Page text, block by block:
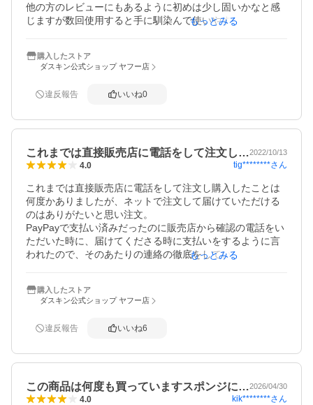
他の方のレビューにもあるように初めは少し固いかなと感
じますが数回使用すると手に馴染んで使いやすくなります
おすすめです
もっとみる
購入したストア
ダスキン公式ショップ ヤフー店
違反報告 いいね0
これまでは直接販売店に電話をして注文し…2022/10/13
4.0 tig********さん
これまでは直接販売店に電話をして注文し購入したことは
何度かありましたが、ネットで注文して届けていただける
のはありがたいと思い注文。
PayPayで支払い済みだったのに販売店から確認の電話をい
ただいた時に、届けてくださる時に支払いをするように言
われたので、そのあたりの連絡の徹底をしていただきたい
もっとみる
購入したストア
ダスキン公式ショップ ヤフー店
違反報告 いいね6
この商品は何度も買っていますスポンジに…2026/04/30
4.0 kik********さん